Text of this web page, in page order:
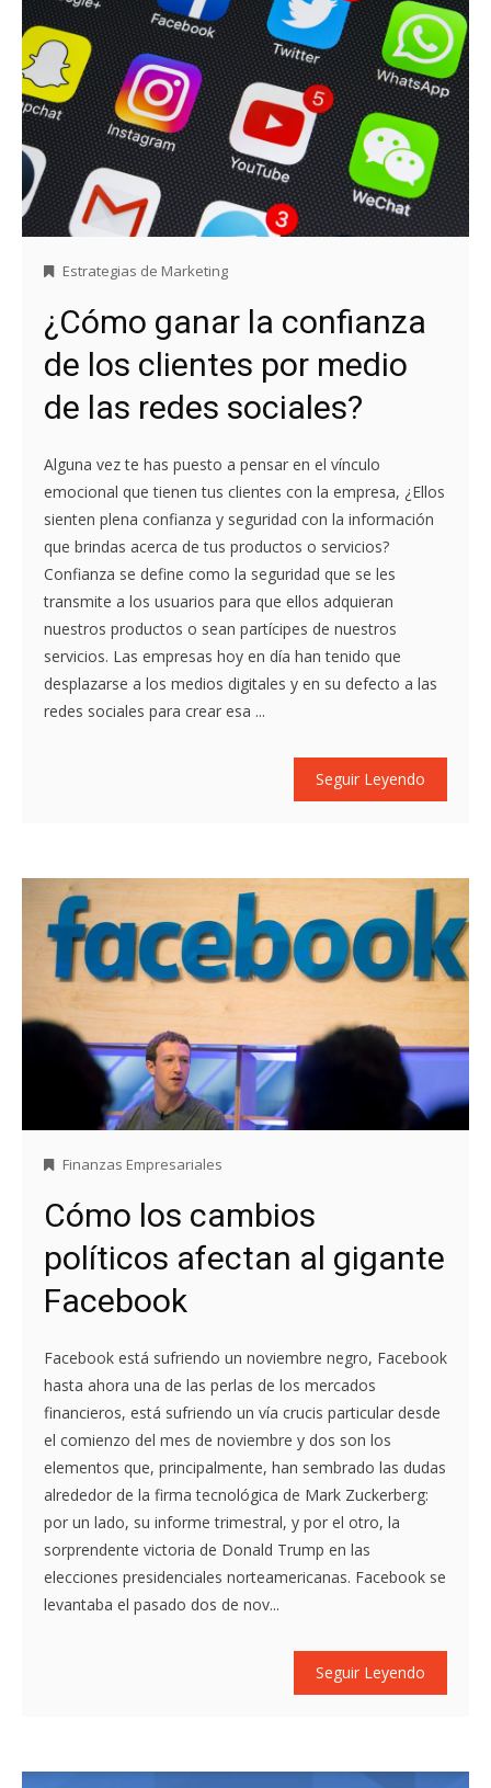
Estrategias de Marketing
¿Cómo ganar la confianza
de los clientes por medio
de las redes sociales?
Alguna vez te has puesto a pensar en el vínculo
emocional que tienen tus clientes con la empresa, ¿Ellos
sienten plena confianza y seguridad con la información
que brindas acerca de tus productos o servicios?
Confianza se define como la seguridad que se les
transmite a los usuarios para que ellos adquieran
nuestros productos o sean partícipes de nuestros
servicios. Las empresas hoy en día han tenido que
desplazarse a los medios digitales y en su defecto a las
redes sociales para crear esa ...
Seguir Leyendo
Finanzas Empresariales
Cómo los cambios
políticos afectan al gigante
Facebook
Facebook está sufriendo un noviembre negro, Facebook
hasta ahora una de las perlas de los mercados
financieros, está sufriendo un vía crucis particular desde
el comienzo del mes de noviembre y dos son los
elementos que, principalmente, han sembrado las dudas
alrededor de la firma tecnológica de Mark Zuckerberg:
por un lado, su informe trimestral, y por el otro, la
sorprendente victoria de Donald Trump en las
elecciones presidenciales norteamericanas. Facebook se
levantaba el pasado dos de nov...
Seguir Leyendo